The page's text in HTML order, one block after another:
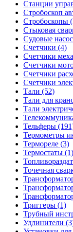
Станции
Стробоскоп
Стробоскопы
Стыковая
Судовые
Счетчики (4)
Счетчики
Счетчики
Счетчики
Счетчики
Тали (52)
Тали для
Тали
Тельферы
Термометры
Термореле (3)
Термостаты (1)
Точечная
Триггеры (1)
Трубный
Удлинители